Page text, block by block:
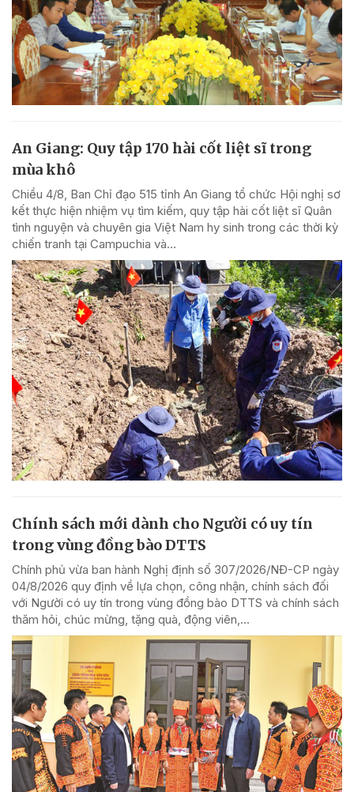
An Giang: Quy tập 170 hài cốt liệt sĩ trong
mùa khô
Chiều 4/8, Ban Chỉ đạo 515 tỉnh An Giang tổ chức Hội nghị sơ
kết thực hiện nhiệm vụ tìm kiếm, quy tập hài cốt liệt sĩ Quân
tình nguyện và chuyên gia Việt Nam hy sinh trong các thời kỳ
chiến tranh tại Campuchia và...
Chính sách mới dành cho Người có uy tín
trong vùng đồng bào DTTS
Chính phủ vừa ban hành Nghị định số 307/2026/NĐ-CP ngày
04/8/2026 quy định về lựa chọn, công nhận, chính sách đối
với Người có uy tín trong vùng đồng bào DTTS và chính sách
thăm hỏi, chúc mừng, tặng quà, động viên,...